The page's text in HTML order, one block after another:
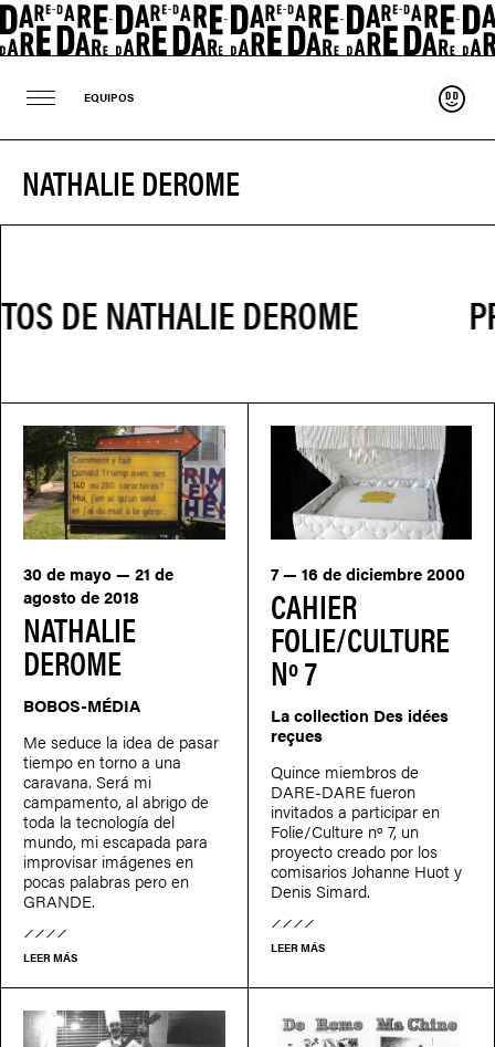
EQUIPOS
NATHALIE DEROME
NATHALIE
DEROME
30 de mayo — 21 de
agosto de 2018
BOBOS-MÉDIA
Me seduce la idea de pasar
tiempo en torno a una
caravana. Será mi
campamento, al abrigo de
toda la tecnología del
mundo, mi escapada para
improvisar imágenes en
pocas palabras pero en
GRANDE.
LEER MÁS
CAHIER
FOLIE/CULTURE
Nº 7
7 — 16 de diciembre 2000
La collection Des idées
reçues
Quince miembros de
DARE-DARE fueron
invitados a participar en
Folie/Culture nº 7, un
proyecto creado por los
comisarios Johanne Huot y
Denis Simard.
LEER MÁS